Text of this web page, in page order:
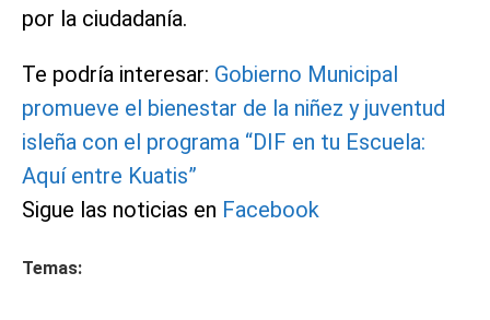
por la ciudadanía.
Te podría interesar: Gobierno Municipal
promueve el bienestar de la niñez y juventud
isleña con el programa “DIF en tu Escuela:
Aquí entre Kuatis”
Sigue las noticias en Facebook
Temas: